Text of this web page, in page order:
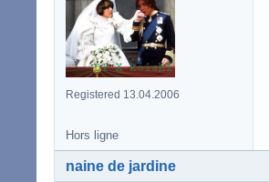
Registered 13.04.2006
Hors ligne
naine de jardine